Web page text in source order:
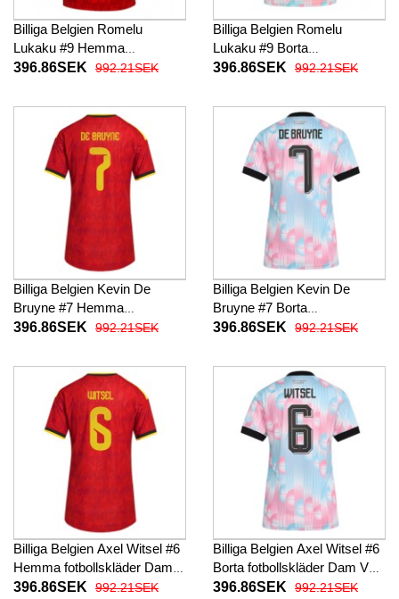
Billiga Belgien Romelu
Lukaku #9 Hemma
fotbollskläder Dam VM 2026
396.86SEK 992.21SEK
Billiga Belgien Romelu
Lukaku #9 Borta
fotbollskläder Dam VM 2026
396.86SEK 992.21SEK
Billiga Belgien Kevin De
Bruyne #7 Hemma
fotbollskläder Dam VM 2026
396.86SEK 992.21SEK
Billiga Belgien Kevin De
Bruyne #7 Borta
fotbollskläder Dam VM 2026
396.86SEK 992.21SEK
Billiga Belgien Axel Witsel #6
Hemma fotbollskläder Dam
VM 2026 Kortärmad
396.86SEK 992.21SEK
Billiga Belgien Axel Witsel #6
Borta fotbollskläder Dam VM
2026 Kortärmad
396.86SEK 992.21SEK